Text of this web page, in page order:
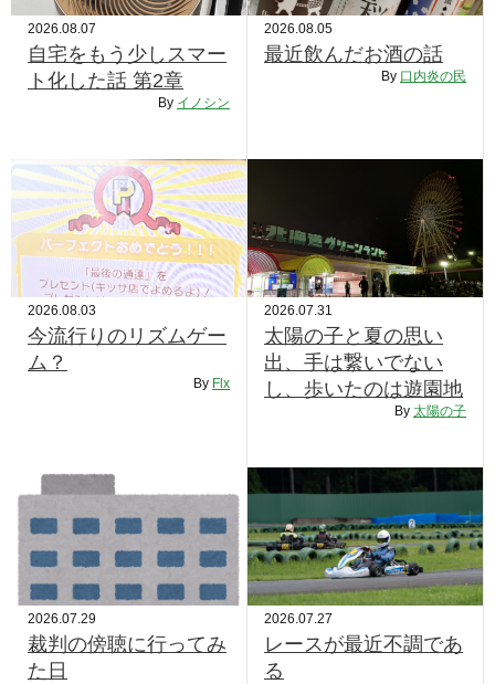
ACTION
RECRUIT
STAFF BLOG
CONTACT US
サイトマップ
約款
情報セキュリティ
プライバシーポリシー
2026.08.07
自宅をもう少しスマー
ト化した話 第2章
By イノシン
2026.08.05
最近飲んだお酒の話
By 口内炎の民
2026.08.03
今流行りのリズムゲー
ム？
By Flx
2026.07.31
太陽の子と夏の思い
出、手は繋いでない
し、歩いたのは遊園地
By 太陽の子
2026.07.29
裁判の傍聴に行ってみ
た日
2026.07.27
レースが最近不調であ
る